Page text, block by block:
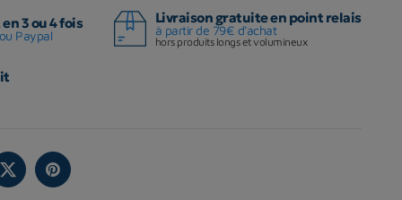
3 ou 4 fois
Paypal
Livraison gratuite en point relais
à partir de 79€ d'achat
hors produits longs et volumineux